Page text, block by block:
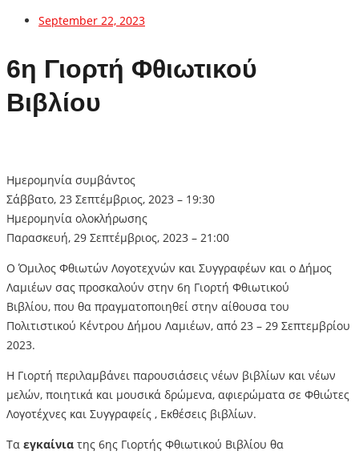
September 22, 2023
6η Γιορτή Φθιωτικού
Βιβλίου
Ημερομηνία συμβάντος
Σάββατο, 23 Σεπτέμβριος, 2023 – 19:30
Ημερομηνία ολοκλήρωσης
Παρασκευή, 29 Σεπτέμβριος, 2023 – 21:00
Ο Όμιλος Φθιωτών Λογοτεχνών και Συγγραφέων και ο Δήμος
Λαμιέων σας προσκαλούν στην 6η Γιορτή Φθιωτικού
Βιβλίου, που θα πραγματοποιηθεί στην αίθουσα του
Πολιτιστικού Κέντρου Δήμου Λαμιέων, από 23 – 29 Σεπτεμβρίου
2023.
Η Γιορτή περιλαμβάνει παρουσιάσεις νέων βιβλίων και νέων
μελών, ποιητικά και μουσικά δρώμενα, αφιερώματα σε Φθιώτες
Λογοτέχνες και Συγγραφείς , Εκθέσεις βιβλίων.
Τα εγκαίνια της 6ης Γιορτής Φθιωτικού Βιβλίου θα